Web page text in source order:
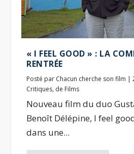
« I FEEL GOOD » : LA
RENTRÉE
Posté par Chacun cherche son film |
Critiques, de Films
Nouveau film du duo
Benoît Délépine, I feel
dans une...